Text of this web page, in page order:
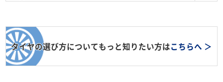
タイヤの選び方についてもっと知りたい方はこちらへ ＞